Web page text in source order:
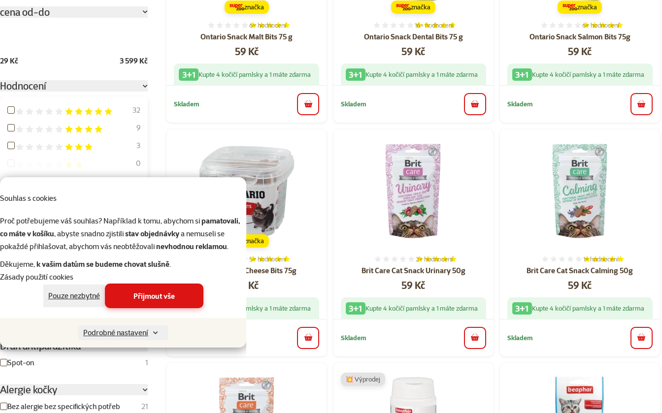
Souhlas s cookies
Proč potřebujeme váš souhlas? Například k tomu, abychom sipamatovali,
co máte v košíku, abyste snadno zjistilistav objednávkya nemuseli se
pokaždé přihlašovat, abychom vás neobtěžovalinevhodnou reklamou.
Děkujeme,k vašim datům se budeme chovat slušně.
Zásady použití cookies
Pouze nezbytné
Přijmout vše
Podrobné nastavení
cena od-do
29 Kč 3 599 Kč
Hodnocení
Hodnocení 100%
32
Hodnocení 80%
9
Hodnocení 60%
3
Hodnocení 40%
0
Stáří kočky
Kotě
Dospělá
kočka
Starší kočka
Typ antiparazitika
Druh antiparazitika
Spot-on 1
Alergie kočky
Bez alergie bez specifických potřeb
21
Ontario Snack Malt Bits 75 g
Hodnocení 97%, počet hodnocení: 6
6× hodnocení
Cena
59 Kč
značka
3+1 Kupte 4 kočičí pamlsky a 1 máte zdarma
Skladem do košíku
Ontario Snack Dental Bits 75 g
Hodnocení 96%, počet hodnocení: 16
16×hodnocení
Cena
59 Kč
značka
3+1 Kupte 4 kočičí pamlsky a 1 máte zdarma
Skladem do košíku
Ontario Snack Salmon Bits 75g
Hodnocení 97%, počet
6× hodnocení
Cena
59 Kč
značka
3+1 Kupte 4 kočičí pamlsky a 1 máte zdarma
Skladem do
Ontario Snack Cheese Bits 75g
Hodnocení 100%, počet hodnocení: 5
5× hodnocení
Cena
59 Kč
značka
3+1 Kupte 4 kočičí pamlsky a 1 máte zdarma
do košíku
Brit Care Cat Snack Urinary 50g
Hodnocení 100%, počet hodnocení: 2
2× hodnocení
Cena
59 Kč
3+1 Kupte 4 kočičí pamlsky a 1 máte zdarma
Skladem do košíku
Brit Care Cat Snack Calming 50g
Hodnocení 100%, počet
1×hodnocení
Cena
59 Kč
3+1 Kupte 4 kočičí pamlsky a 1 máte zdarma
Skladem do
💥 Výprodej